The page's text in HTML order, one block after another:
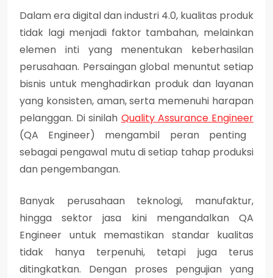
Dalam era digital dan industri 4.0, kualitas produk
tidak lagi menjadi faktor tambahan, melainkan
elemen inti yang menentukan keberhasilan
perusahaan. Persaingan global menuntut setiap
bisnis untuk menghadirkan produk dan layanan
yang konsisten, aman, serta memenuhi harapan
pelanggan. Di sinilah Quality Assurance Engineer
(QA Engineer) mengambil peran penting
sebagai pengawal mutu di setiap tahap produksi
dan pengembangan.
Banyak perusahaan teknologi, manufaktur,
hingga sektor jasa kini mengandalkan QA
Engineer untuk memastikan standar kualitas
tidak hanya terpenuhi, tetapi juga terus
ditingkatkan. Dengan proses pengujian yang